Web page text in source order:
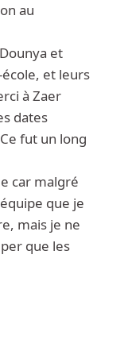
au
et
et leurs
à Zaer
dates
fut un long
car malgré
que je
mais je ne
que les